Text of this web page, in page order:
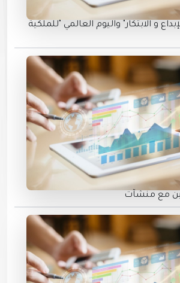
و الابتكار" واليوم العالمي "للملكية
مع منشآت